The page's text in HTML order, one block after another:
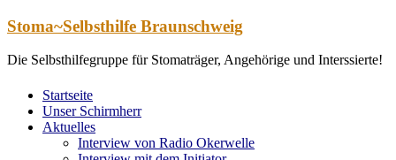
Zum
springen
Stoma~Selbsthilfe Braunschweig
Die Selbsthilfegruppe für Stomaträger, Angehörige und Interssierte!
Startseite
Unser Schirmherr
Aktuelles
Interview von Radio Okerwelle